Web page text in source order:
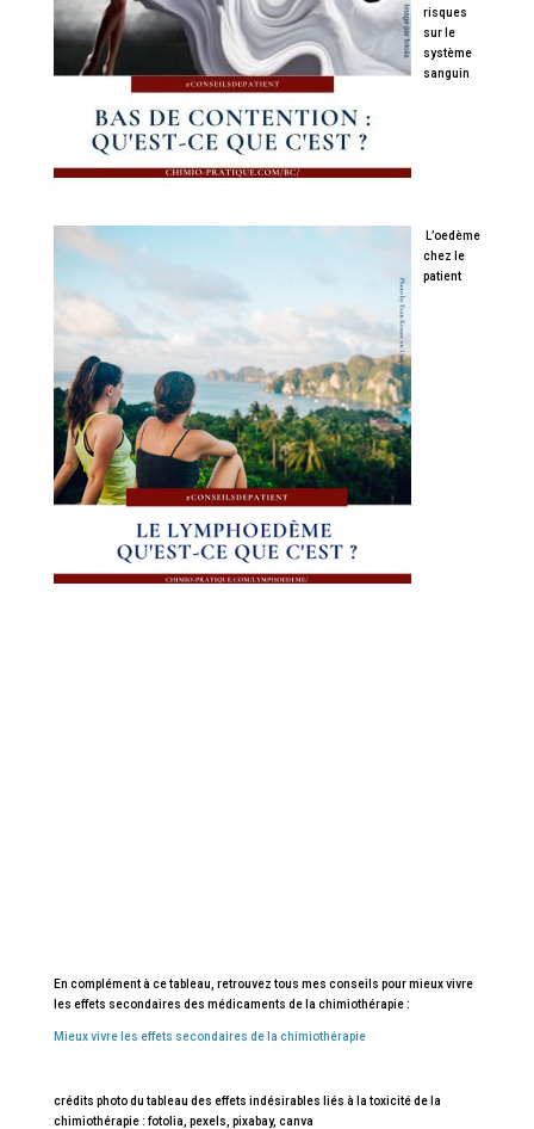
risques
sur le
système
sanguin
L’oedème
chez le
patient
En complément à ce tableau, retrouvez tous mes conseils pour mieux vivre
les effets secondaires des médicaments de la chimiothérapie :
Mieux vivre les effets secondaires de la chimiothérapie
crédits photo du tableau des effets indésirables liés à la toxicité de la
chimiothérapie : fotolia, pexels, pixabay, canva